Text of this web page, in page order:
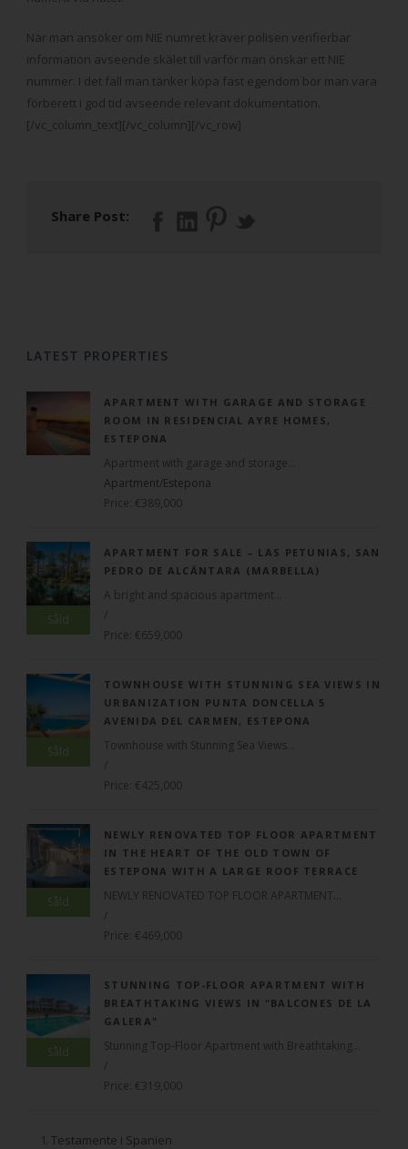
När man ansöker om NIE numret kräver polisen verifierbar
information avseende skälet till varför man önskar ett NIE
nummer. I det fall man tänker köpa fast egendom bör man vara
förberett i god tid avseende relevant dokumentation.
[/vc_column_text][/vc_column][/vc_row]
Share Post:
LATEST PROPERTIES
APARTMENT WITH GARAGE AND STORAGE
ROOM IN RESIDENCIAL AYRE HOMES,
ESTEPONA
Apartment with garage and storage...
Apartment/Estepona
Price: €389,000
Såld
APARTMENT FOR SALE – LAS PETUNIAS, SAN
PEDRO DE ALCÁNTARA (MARBELLA)
A bright and spacious apartment...
/
Price: €659,000
Såld
TOWNHOUSE WITH STUNNING SEA VIEWS IN
URBANIZATION PUNTA DONCELLA 5
AVENIDA DEL CARMEN, ESTEPONA
Townhouse with Stunning Sea Views...
/
Price: €425,000
Såld
NEWLY RENOVATED TOP FLOOR APARTMENT
IN THE HEART OF THE OLD TOWN OF
ESTEPONA WITH A LARGE ROOF TERRACE
NEWLY RENOVATED TOP FLOOR APARTMENT...
/
Price: €469,000
Såld
STUNNING TOP-FLOOR APARTMENT WITH
BREATHTAKING VIEWS IN "BALCONES DE LA
GALERA"
Stunning Top-Floor Apartment with Breathtaking...
/
Price: €319,000
Testamente i Spanien